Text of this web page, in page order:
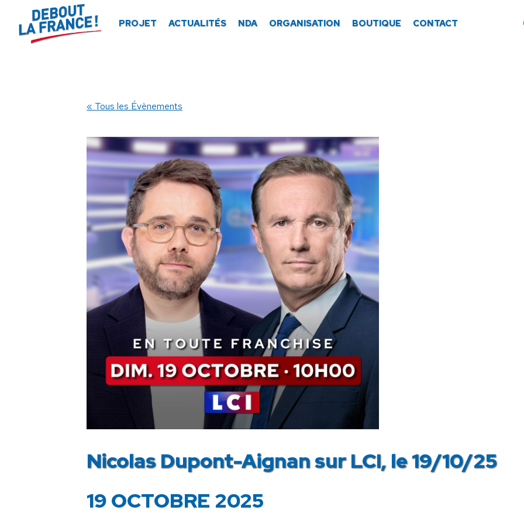
PROJET ACTUALITÉS NDA ORGANISATION BOUTIQUE CONTACT
« Tous les Évènements
Nicolas Dupont-Aignan sur LCI, le 19/10/25
19 OCTOBRE 2025
Panneau de gestion des cookies